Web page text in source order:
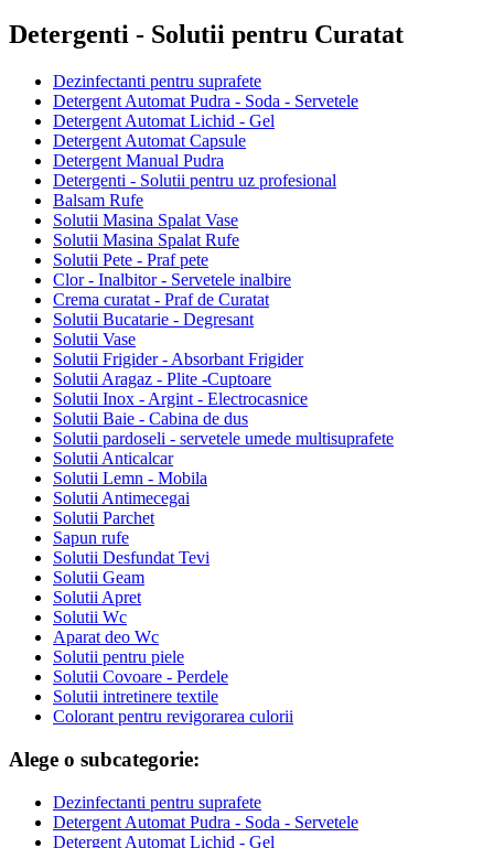
Detergenti - Solutii pentru Curatat
Dezinfectanti pentru suprafete
Detergent Automat Pudra - Soda - Servetele
Detergent Automat Lichid - Gel
Detergent Automat Capsule
Detergent Manual Pudra
Detergenti - Solutii pentru uz profesional
Balsam Rufe
Solutii Masina Spalat Vase
Solutii Masina Spalat Rufe
Solutii Pete - Praf pete
Clor - Inalbitor - Servetele inalbire
Crema curatat - Praf de Curatat
Solutii Bucatarie - Degresant
Solutii Vase
Solutii Frigider - Absorbant Frigider
Solutii Aragaz - Plite -Cuptoare
Solutii Inox - Argint - Electrocasnice
Solutii Baie - Cabina de dus
Solutii pardoseli - servetele umede multisuprafete
Solutii Anticalcar
Solutii Lemn - Mobila
Solutii Antimecegai
Solutii Parchet
Sapun rufe
Solutii Desfundat Tevi
Solutii Geam
Solutii Apret
Solutii Wc
Aparat deo Wc
Solutii pentru piele
Solutii Covoare - Perdele
Solutii intretinere textile
Colorant pentru revigorarea culorii
Alege o subcategorie:
Dezinfectanti pentru suprafete
Detergent Automat Pudra - Soda - Servetele
Detergent Automat Lichid - Gel